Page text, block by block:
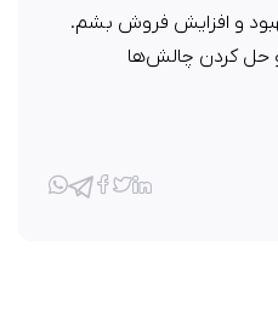
و افزایش فروش بشم.
حل کردن چالش‌ها